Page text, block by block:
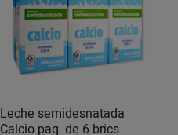
Leche semidesnatada
Calcio paq. de 6 brics